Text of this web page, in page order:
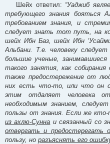
Шейх ответил: “Уаджиб
требующего знания бояться
требованием знания, и
следует знать тот путь, на
шейх Ибн Баз, шейх Ибн
Альбани. Т.е. человеку
большие ученые,
такого занятия, как
также предостережение от
них есть что-то, или что он
этим отдаляет человека
необходимым знанием,
пользы от знания. Если же
из ахлю-Сунна и связанный со
отвергать и предостерегать
пользу, норазъяснять его